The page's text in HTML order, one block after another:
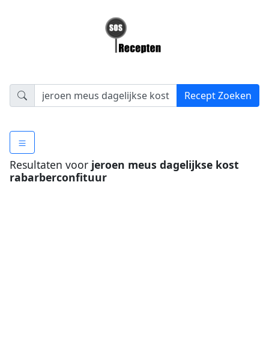
Resultaten voor jeroen meus dagelijkse kost
rabarberconfituur